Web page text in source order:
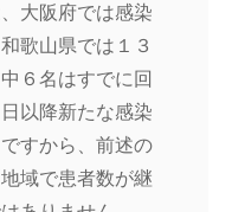
大阪府では感染
歌山県では１３
６名はすでに回
以降新たな感染
すから、前述の
域で患者数が継